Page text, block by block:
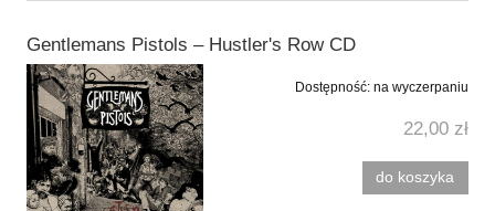
Gentlemans Pistols ‎– Hustler's Row CD
Dostępność: na wyczerpaniu
22,00 zł
do koszyka